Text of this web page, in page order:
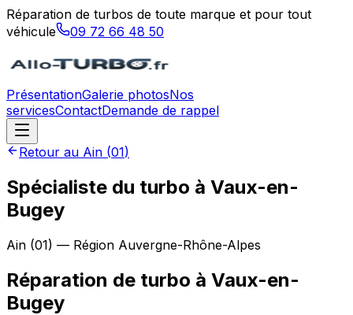
Réparation de turbos de toute marque et pour tout
véhicule
09 72 66 48 50
PrésentationGalerie photosNos
servicesContactDemande de rappel
Retour au Ain (01)
Spécialiste du turbo à Vaux-en-
Bugey
Ain (01) — Région Auvergne-Rhône-Alpes
Réparation de turbo à Vaux-en-
Bugey